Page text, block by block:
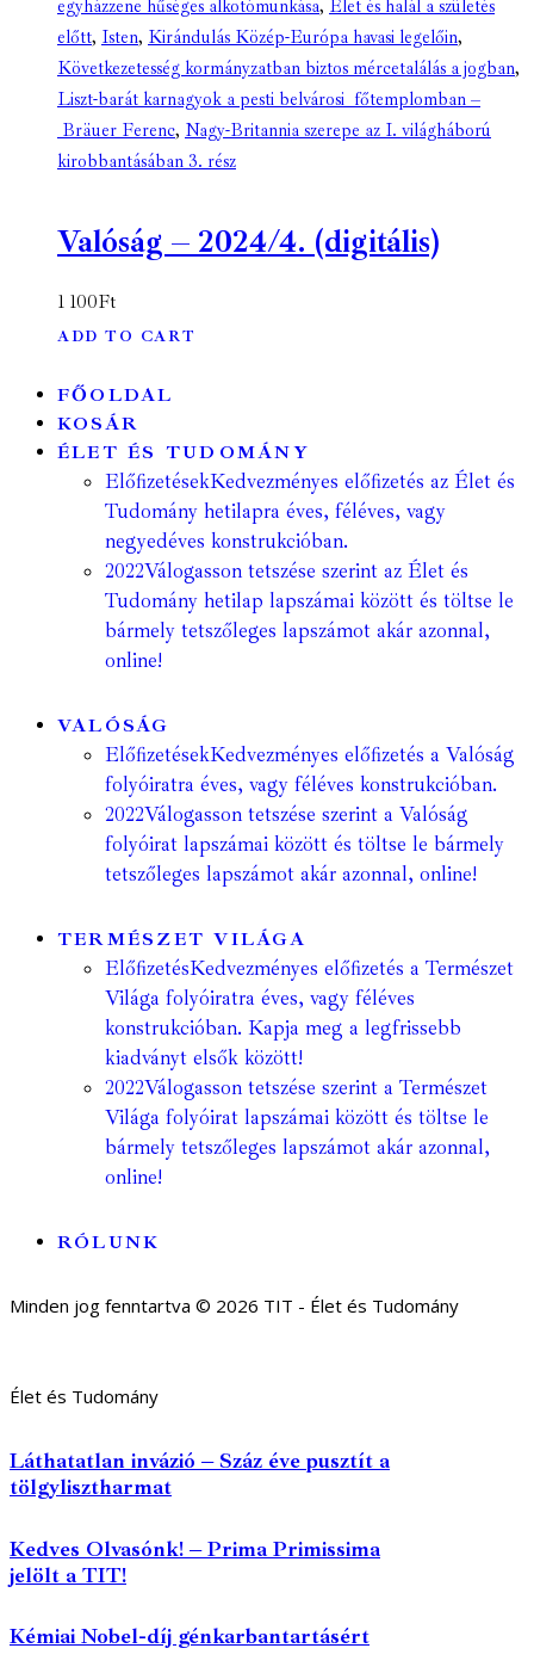
egyházzene hűséges alkotómunkása, Élet és halál a születés
előtt, Isten, Kirándulás Közép-Európa havasi legelőin,
Következetesség kormányzatban biztos mércetalálás a jogban,
Liszt-barát karnagyok a pesti belvárosi főtemplomban –
Bräuer Ferenc, Nagy-Britannia szerepe az I. világháború
kirobbantásában 3. rész
Valóság – 2024/4. (digitális)
1 100Ft
ADD TO CART
FŐOLDAL
KOSÁR
ÉLET ÉS TUDOMÁNY
ElőfizetésekKedvezményes előfizetés az Élet és
Tudomány hetilapra éves, féléves, vagy
negyedéves konstrukcióban.
2022Válogasson tetszése szerint az Élet és
Tudomány hetilap lapszámai között és töltse le
bármely tetszőleges lapszámot akár azonnal,
online!
VALÓSÁG
ElőfizetésekKedvezményes előfizetés a Valóság
folyóiratra éves, vagy féléves konstrukcióban.
2022Válogasson tetszése szerint a Valóság
folyóirat lapszámai között és töltse le bármely
tetszőleges lapszámot akár azonnal, online!
TERMÉSZET VILÁGA
ElőfizetésKedvezményes előfizetés a Természet
Világa folyóiratra éves, vagy féléves
konstrukcióban. Kapja meg a legfrissebb
kiadványt elsők között!
2022Válogasson tetszése szerint a Természet
Világa folyóirat lapszámai között és töltse le
bármely tetszőleges lapszámot akár azonnal,
online!
RÓLUNK
Minden jog fenntartva © 2026 TIT - Élet és Tudomány
Élet és Tudomány
Láthatatlan invázió – Száz éve pusztít a
tölgylisztharmat
Kedves Olvasónk! – Prima Primissima
jelölt a TIT!
Kémiai Nobel-díj génkarbantartásért